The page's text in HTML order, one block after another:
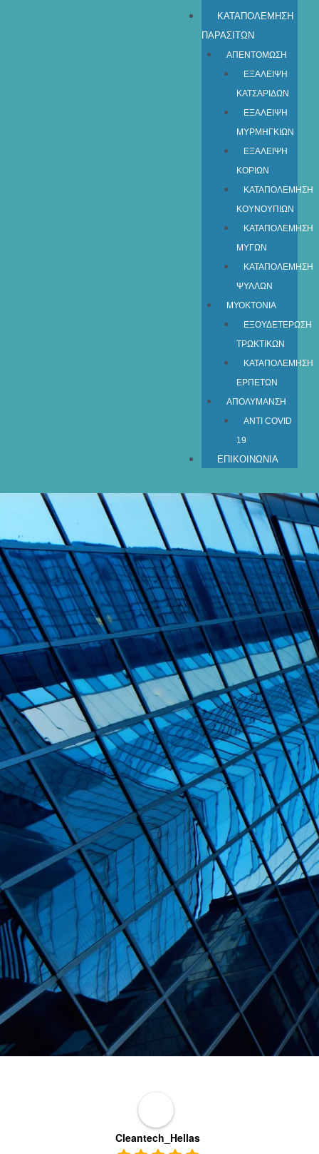
ΚΑΤΑΠΟΛΕΜΗΣΗ
ΠΑΡΑΣΙΤΩΝ
ΑΠΕΝΤΟΜΩΣΗ
ΕΞΑΛΕΙΨΗ
ΚΑΤΣΑΡΙΔΩΝ
ΕΞΑΛΕΙΨΗ
ΜΥΡΜΗΓΚΙΩΝ
ΕΞΑΛΕΙΨΗ
ΚΟΡΙΩΝ
ΚΑΤΑΠΟΛΕΜΗΣΗ
ΚΟΥΝΟΥΠΙΩΝ
ΚΑΤΑΠΟΛΕΜΗΣΗ
ΜΥΓΩΝ
ΚΑΤΑΠΟΛΕΜΗΣΗ
ΨΥΛΛΩΝ
ΜΥΟΚΤΟΝΙΑ
ΕΞΟΥΔΕΤΕΡΩΣΗ
ΤΡΩΚΤΙΚΩΝ
ΚΑΤΑΠΟΛΕΜΗΣΗ
ΕΡΠΕΤΩΝ
ΑΠΟΛΥΜΑΝΣΗ
ANTI COVID
19
ΕΠΙΚΟΙΝΩΝΙΑ
Cleantech_Hellas